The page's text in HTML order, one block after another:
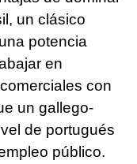
un clásico
potencia
en
con
un gallego-
de portugués
público.